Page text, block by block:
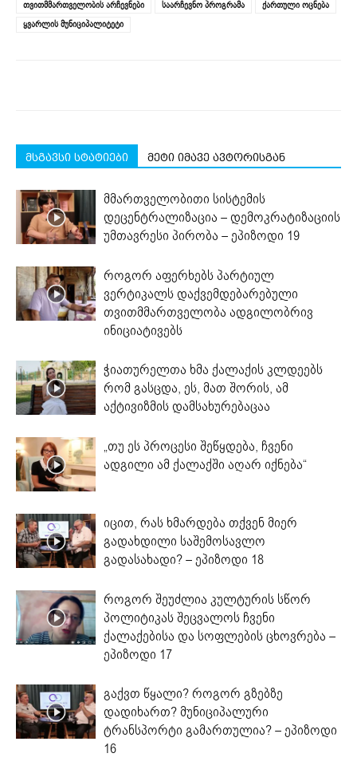
window)window)window)window)window)
თვითმმართველობის არჩევნები
საარჩევნო პროგრამა
ქართული ოცნება
ყვარლის მუნიციპალიტეტი
მსგავსი სტატიები მეტი იმავე ავტორისგან
მმართველობითი სისტემის
დეცენტრალიზაცია – დემოკრატიზაციის
უმთავრესი პირობა – ეპიზოდი 19
როგორ აფერხებს პარტიულ
ვერტიკალს დაქვემდებარებული
თვითმმართველობა ადგილობრივ
ინიციატივებს
ჭიათურელთა ხმა ქალაქის კლდეებს
რომ გასცდა, ეს, მათ შორის, ამ
აქტივიზმის დამსახურებაცაა
„თუ ეს პროცესი შეწყდება, ჩვენი
ადგილი ამ ქალაქში აღარ იქნება“
იცით, რას ხმარდება თქვენ მიერ
გადახდილი საშემოსავლო
გადასახადი? – ეპიზოდი 18
როგორ შეუძლია კულტურის სწორ
პოლიტიკას შეცვალოს ჩვენი
ქალაქებისა და სოფლების ცხოვრება –
ეპიზოდი 17
გაქვთ წყალი? როგორ გზებზე
დადიხართ? მუნიციპალური
ტრანსპორტი გამართულია? – ეპიზოდი
16